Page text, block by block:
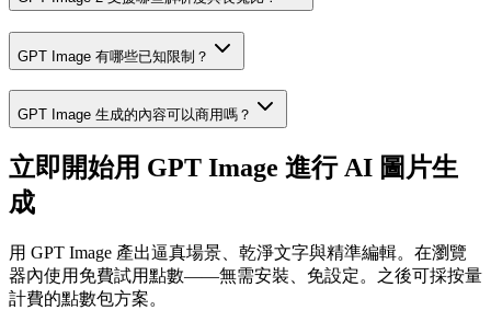
GPT Image 有哪些已知限制？
GPT Image 生成的內容可以商用嗎？
立即開始用 GPT Image 進行 AI 圖片生
成
用 GPT Image 產出逼真場景、乾淨文字與精準編輯。在瀏覽
器內使用免費試用點數——無需安裝、免設定。之後可採按量
計費的點數包方案。